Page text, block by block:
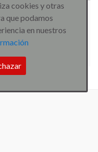
especialista
cookies y otras
que podamos
en nuestros